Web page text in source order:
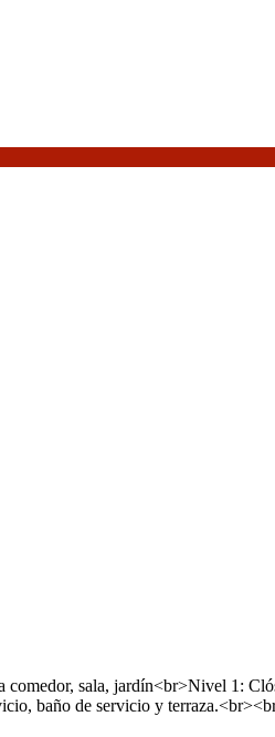
sala, jardín<br>Nivel 1:
baño de servicio y